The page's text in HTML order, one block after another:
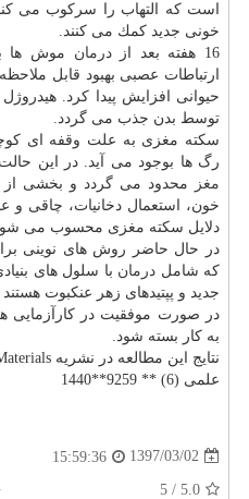
است كه التهاب را سركوب می
خونی جدید كمك می كنند.
16 هفته بعد از
درمان موش ها
ارتباطات عصبی بهبود قابل
حیوانی افزایش پیدا كرد.
توسط بدن جذب می گردد.
سكته مغزی به علت وقفه ای
رگ ها بوجود می آید. در این
مغز
محدود می گردد و بخشی از
خون، استعمال دخانیات، چاقی و
دلایل سكته مغزی محسوب می
در حال حاضر روش های نوینی
كه شامل درمان با سلول های
جدید و پپتیدهای زهر عنكبوت
در صورت موفقیت در كارآزمایی
به كار بسته شود.
نتایج این مطالعه در نشریه Nature Materials انتشار یافته است.
علمی (6) ** 9259**1440
1397/03/02
15:59:36
5.0
/
5